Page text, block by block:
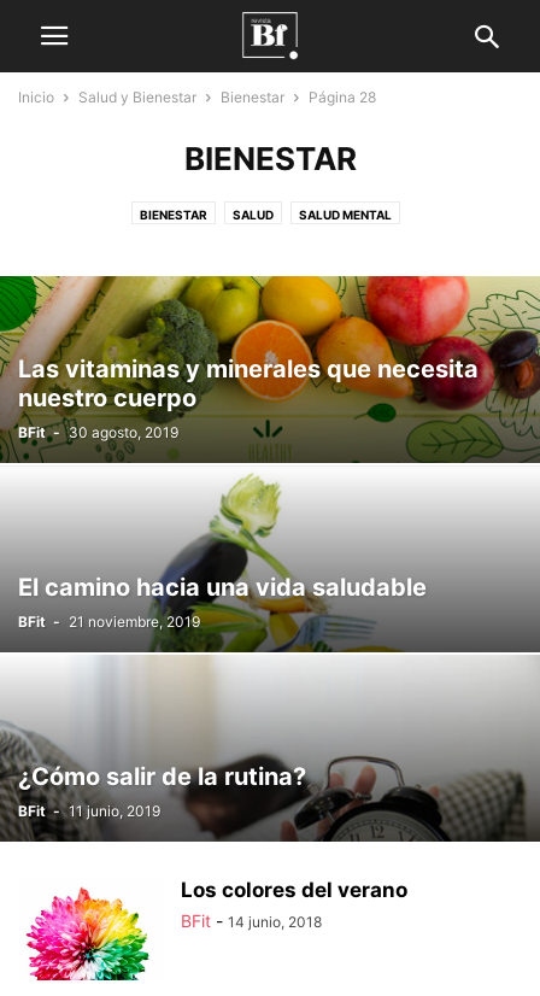
Inicio Salud y Bienestar Bienestar Página 28
BIENESTAR
BIENESTAR SALUD SALUD MENTAL
Las vitaminas y minerales que necesita
nuestro cuerpo
BFit - 30 agosto, 2019
El camino hacia una vida saludable
BFit - 21 noviembre, 2019
¿Cómo salir de la rutina?
BFit - 11 junio, 2019
Los colores del verano
BFit - 14 junio, 2018